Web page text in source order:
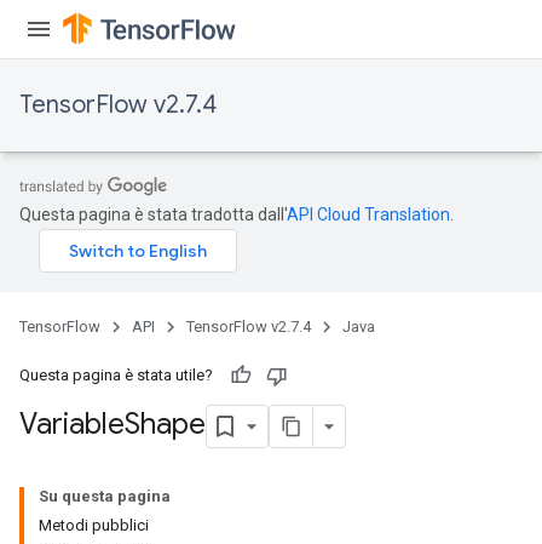
TensorFlow v2.7.4
Questa pagina è stata tradotta dall'API Cloud Translation
TensorFlow API TensorFlow v2.7.4 Java
Questa pagina è stata utile?
VariableShape
Su questa pagina
Metodi pubblici